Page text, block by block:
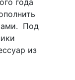
Под
из